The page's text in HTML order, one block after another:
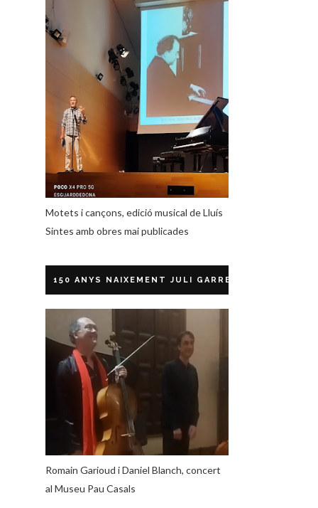
Motets i cançons, edició musical de Lluís
Sintes amb obres mai publicades
150 ANYS NAIXEMENT JULI GARRETA
Romain Garioud i Daniel Blanch, concert
al Museu Pau Casals